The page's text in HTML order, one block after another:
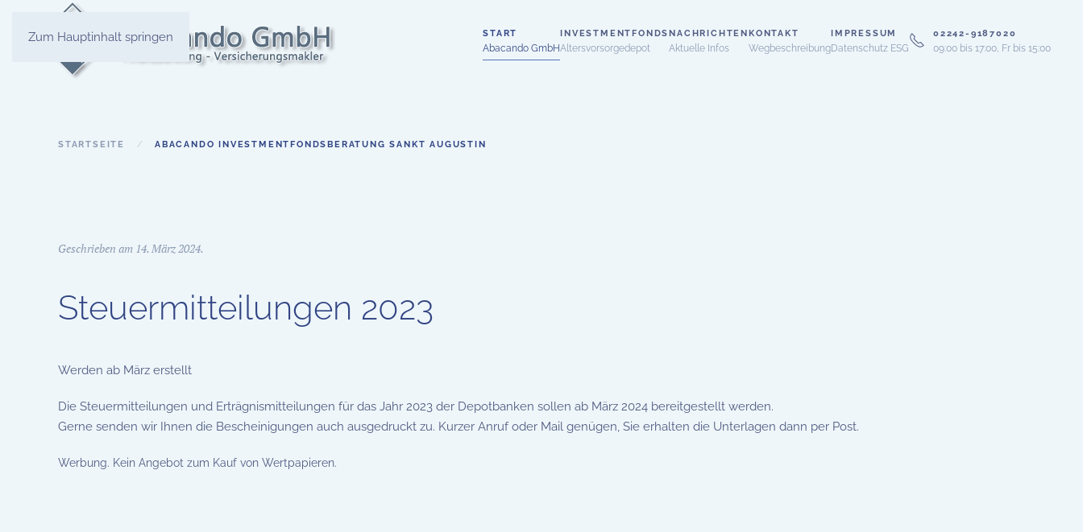
Zum Hauptinhalt springen START
Abacando GmbH
INVESTMENTFONDS
Altersvorsorgedepot
NACHRICHTEN
Aktuelle Infos
KONTAKT
Wegbeschreibung
IMPRESSUM
Datenschutz ESG
02242-9187020
09:00 bis 17:00, Fr bis 15:00
STARTSEITE ABACANDO INVESTMENTFONDSBERATUNG SANKT AUGUSTIN
Geschrieben am 14. März 2024.
Steuermitteilungen 2023
Werden ab März erstellt
Die Steuermitteilungen und Erträgnismitteilungen für das Jahr 2023 der Depotbanken sollen ab März 2024 bereitgestellt werden.
Gerne senden wir Ihnen die Bescheinigungen auch ausgedruckt zu. Kurzer Anruf oder Mail genügen, Sie erhalten die Unterlagen dann per Post.
Werbung. Kein Angebot zum Kauf von Wertpapieren.